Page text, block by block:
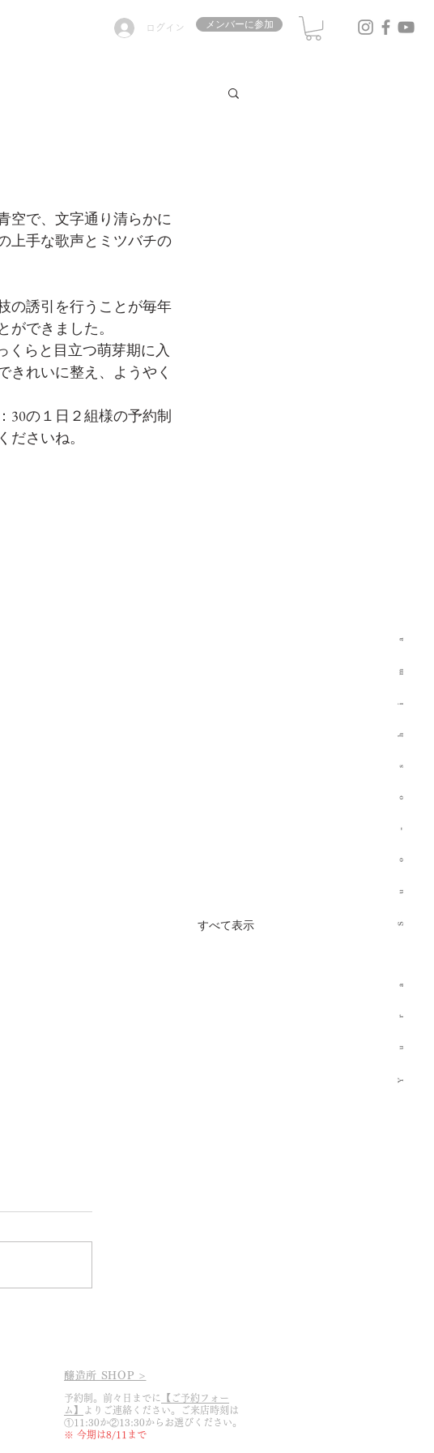
ログイン メンバーに参加
空で、文字通り清らかに
上手な歌声とミツバチの
の誘引を行うことが毎年
できました。
くらと目立つ萌芽期に入
きれいに整え、ようやく
30の１日２組様の予約制
さいね。
すべて表示
醸造所 SHOP >
予約制。前々日までに
【ご予約フォー
ム】
よりご連絡ください。ご来店時刻は
①11:30か②13:30からお選びください。
​※ 今期は8/11まで​